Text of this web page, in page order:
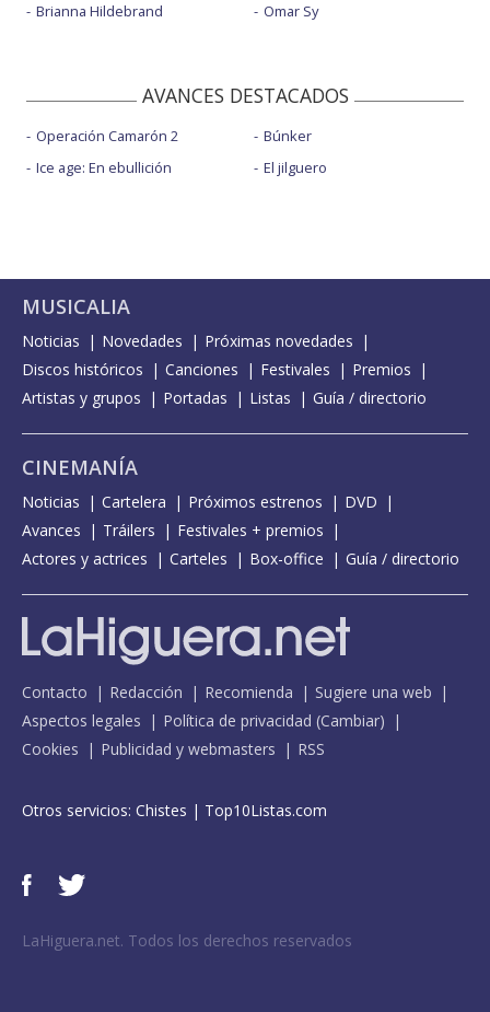
Brianna Hildebrand
Omar Sy
AVANCES DESTACADOS
Operación Camarón 2
Ice age: En ebullición
Búnker
El jilguero
MUSICALIA
Noticias Novedades
Próximas novedades
Discos históricos
Canciones Festivales
Premios
Artistas y grupos
Portadas Listas Guía / directorio
CINEMANÍA
Noticias Cartelera Próximos estrenos
DVD
Avances
Tráilers
Festivales + premios
Actores y actrices
Carteles Box-office Guía / directorio
Contacto Redacción Recomienda
Sugiere una web
Aspectos legales
Política de privacidad (Cambiar)
Cookies
Publicidad y webmasters RSS
Otros servicios: Chistes | Top10Listas.com
LaHiguera.net. Todos los derechos reservados